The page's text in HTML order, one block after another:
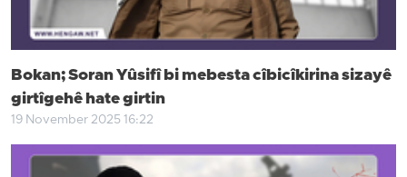
Bokan; Soran Yûsifî bi mebesta cîbicîkirina sizayê
girtîgehê hate girtin
19 November 2025 16:22